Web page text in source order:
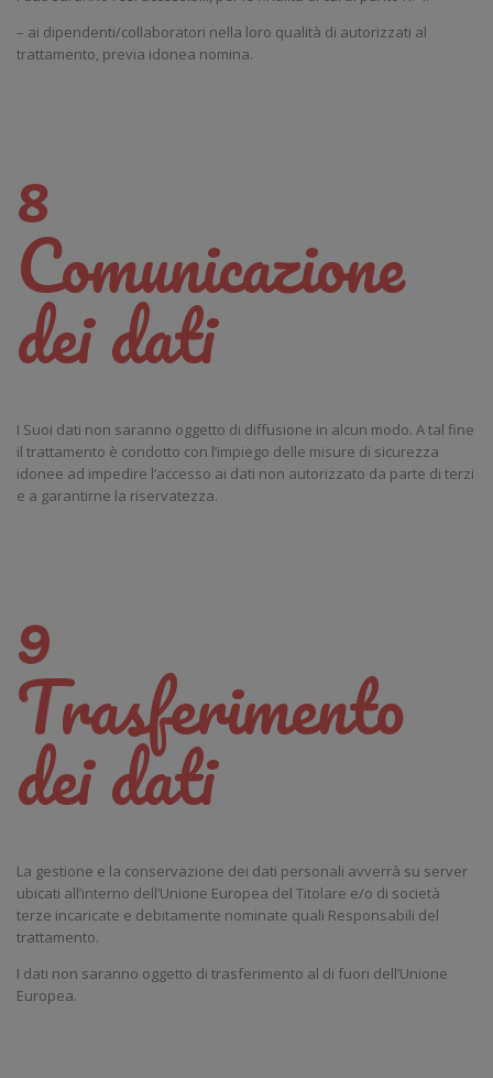
– ai dipendenti/collaboratori nella loro qualità di autorizzati al
trattamento, previa idonea nomina.
8
Comunicazione
dei dati
I Suoi dati non saranno oggetto di diffusione in alcun modo. A tal fine
il trattamento è condotto con l’impiego delle misure di sicurezza
idonee ad impedire l’accesso ai dati non autorizzato da parte di terzi
e a garantirne la riservatezza.
9
Trasferimento
dei dati
La gestione e la conservazione dei dati personali avverrà su server
ubicati all’interno dell’Unione Europea del Titolare e/o di società
terze incaricate e debitamente nominate quali Responsabili del
trattamento.
I dati non saranno oggetto di trasferimento al di fuori dell’Unione
Europea.